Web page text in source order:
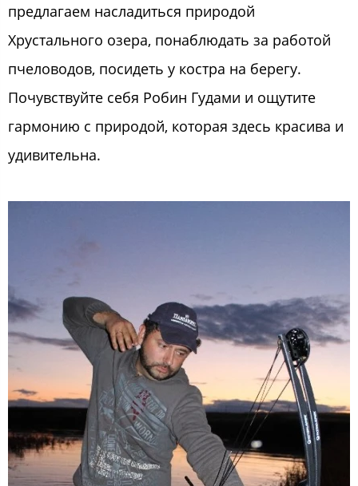
предлагаем насладиться природой
Хрустального озера, понаблюдать за работой
пчеловодов, посидеть у костра на берегу.
Почувствуйте себя Робин Гудами и ощутите
гармонию с природой, которая здесь красива и
удивительна.